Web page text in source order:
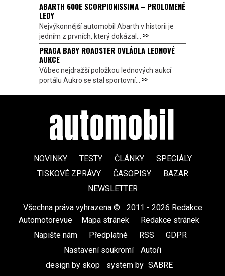
ABARTH 600E SCORPIONISSIMA – PROLOMENÉ
LEDY
Nejvýkonnější automobil Abarth v historii je
jedním z prvních, který dokázal... >>
PRAGA BABY ROADSTER OVLÁDLA LEDNOVÉ
AUKCE
Vůbec nejdražší položkou lednových aukcí
portálu Aukro se stal sportovní... >>
NOVINKY TESTY ČLÁNKY
SPECIÁLY
TISKOVÉ ZPRÁVY
ČASOPISY
BAZAR
NEWSLETTER
Všechna práva vyhrazena ©
2011 - 2026 Redakce
Automotorevue
Mapa stránek Redakce stránek
Napište nám
Předplatné RSS GDPR
Nastavení soukromí
Autoři
design by skop
system by SABRE